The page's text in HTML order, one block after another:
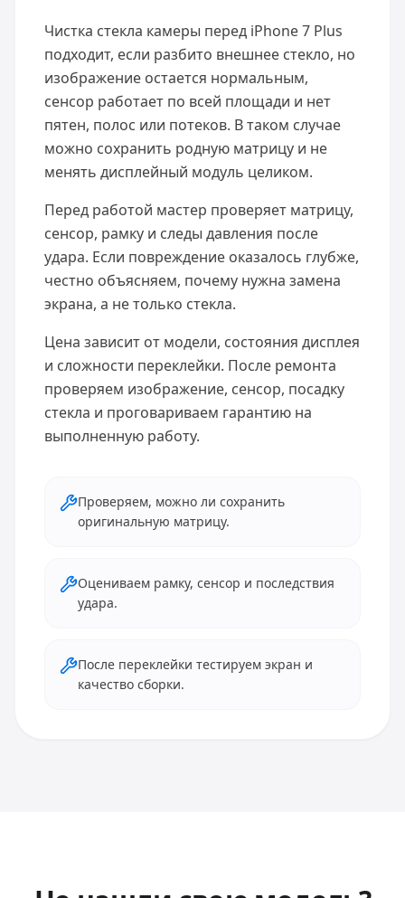
Чистка стекла камеры перед iPhone 7 Plus
подходит, если разбито внешнее стекло, но
изображение остается нормальным,
сенсор работает по всей площади и нет
пятен, полос или потеков. В таком случае
можно сохранить родную матрицу и не
менять дисплейный модуль целиком.
Перед работой мастер проверяет матрицу,
сенсор, рамку и следы давления после
удара. Если повреждение оказалось глубже,
честно объясняем, почему нужна замена
экрана, а не только стекла.
Цена зависит от модели, состояния дисплея
и сложности переклейки. После ремонта
проверяем изображение, сенсор, посадку
стекла и проговариваем гарантию на
выполненную работу.
Проверяем, можно ли сохранить
оригинальную матрицу.
Оцениваем рамку, сенсор и последствия
удара.
После переклейки тестируем экран и
качество сборки.